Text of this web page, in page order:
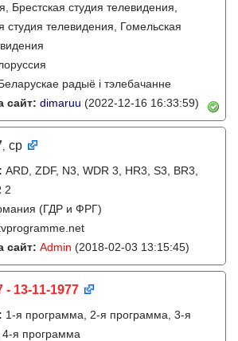
Брестская студия телевидения,
студия телевидения, Гомельская
радыё і тэлебачанне
сайт: dimaruu (2022-12-16 16:33:59)
, ср
: ARD, ZDF, N3, WDR 3, HR3, S3, BR3,
2
(ГДР и ФРГ)
сайт: Admin (2018-02-03 13:15:45)
- 13-11-1977
: 1-я программа, 2-я программа, 3-я
я программа